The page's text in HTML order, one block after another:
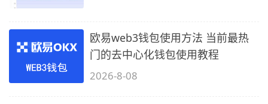
欧易web3钱包使用方法 当前最热
门的去中心化钱包使用教程
2026-8-08